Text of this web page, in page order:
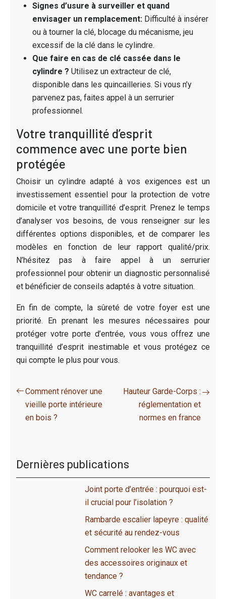
Signes d’usure à surveiller et quand
envisager un remplacement: Difficulté à insérer
ou à tourner la clé, blocage du mécanisme, jeu
excessif de la clé dans le cylindre.
Que faire en cas de clé cassée dans le
cylindre ? Utilisez un extracteur de clé,
disponible dans les quincailleries. Si vous n’y
parvenez pas, faites appel à un serrurier
professionnel.
Votre tranquillité d’esprit
commence avec une porte bien
protégée
Choisir un cylindre adapté à vos exigences est un
investissement essentiel pour la protection de votre
domicile et votre tranquillité d’esprit. Prenez le temps
d’analyser vos besoins, de vous renseigner sur les
différentes options disponibles, et de comparer les
modèles en fonction de leur rapport qualité/prix.
N’hésitez pas à faire appel à un serrurier
professionnel pour obtenir un diagnostic personnalisé
et bénéficier de conseils adaptés à votre situation.
En fin de compte, la sûreté de votre foyer est une
priorité. En prenant les mesures nécessaires pour
protéger votre porte d’entrée, vous vous offrez une
tranquillité d’esprit inestimable et vous protégez ce
qui compte le plus pour vous.
Comment rénover une
vieille porte intérieure
en bois ?
Hauteur Garde-Corps :
réglementation et
normes en france
Dernières publications
Joint porte d’entrée : pourquoi est-
il crucial pour l’isolation ?
Rambarde escalier lapeyre : qualité
et sécurité au rendez-vous
Comment relooker les WC avec
des accessoires originaux et
tendance ?
WC carrelé : avantages et